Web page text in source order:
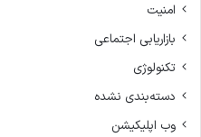
امنیت
بازاریابی اجتماعی
تکنولوژی
دسته‌بندی نشده
وب اپلیکیشن